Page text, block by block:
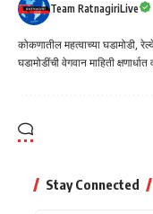
Team RatnagiriLive
कोकणातील महत्वाच्या घडामोडी,
घडामोडींची वेगवान माहिती
Stay Connected